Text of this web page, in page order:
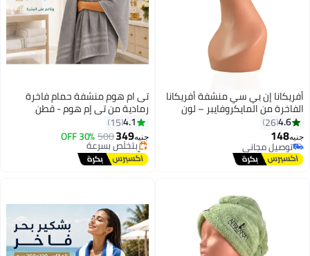
3
أفريكانا إن بي سي منشفة أفريكانا
الفاخرة من المايكروفايبر – لون
وردي
4.6
26
جنيه148
توصيل مجاني
توصيل مجاني
11
تى ام هوم منشفة حمام فاخرة
رمادية من تي إم هوم - قطن
طبيعي 100%، جودة فندقية،
مقاسات متنوعة.
4.1
15
جنيه349
500
30% OFF
#1 في أطقم إكسسوارات الحمام
توصيل مجاني
بتخلّص بسرعة
تم بيع +20 مؤخرًا
#1 في أطقم إكسسوارات الحمام